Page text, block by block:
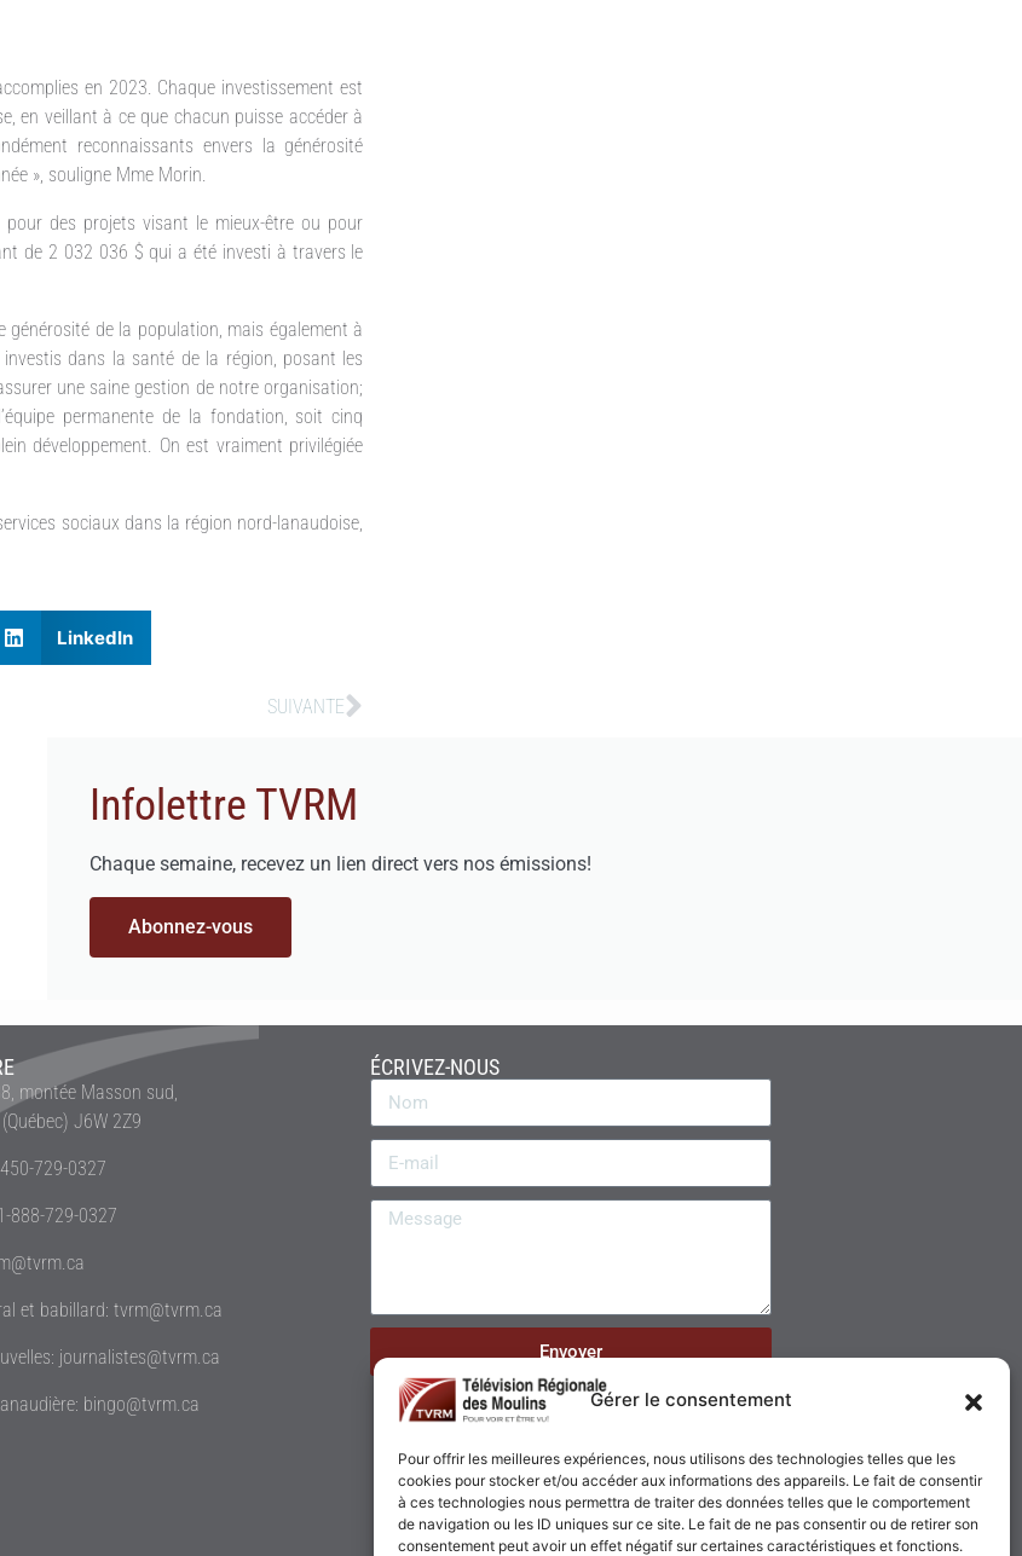
Gérer le consentement
Pour offrir les meilleures expériences, nous utilisons des technologies telles que les
cookies pour stocker et/ou accéder aux informations des appareils. Le fait de consentir
à ces technologies nous permettra de traiter des données telles que le comportement
de navigation ou les ID uniques sur ce site. Le fait de ne pas consentir ou de retirer son
consentement peut avoir un effet négatif sur certaines caractéristiques et fonctions.
en 2023. Chaque investissement est
en veillant à ce que chacun puisse accéder à
reconnaissants envers la générosité
», souligne Mme Morin.
des projets visant le mieux-être ou pour
de 2 032 036 $ qui a été investi à travers le
générosité de la population, mais également à
dans la santé de la région, posant les
une saine gestion de notre organisation;
permanente de la fondation, soit cinq
développement. On est vraiment privilégiée
sociaux dans la région nord-lanaudoise,
LinkedIn
SUIVANTE
Infolettre TVRM
Chaque semaine, recevez un lien direct vers nos émissions!
Abonnez-vous
montée Masson sud,
J6W 2Z9
450-729-0327
888-729-0327
et babillard: tvrm@tvrm.ca
journalistes@tvrm.ca
bingo@tvrm.ca
ÉCRIVEZ-NOUS
Envoyer